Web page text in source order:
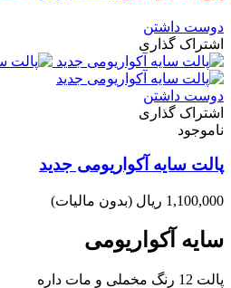
دوست داشتن
اشتراک گذاری
دوست داشتن
اشتراک گذاری
ناموجود
پالت سایه آکواریومی جدید
1,100,000 ریال (بدون مالیات)
سایه آکواریومی
پالت 12 رنگ مخملی و مات داره